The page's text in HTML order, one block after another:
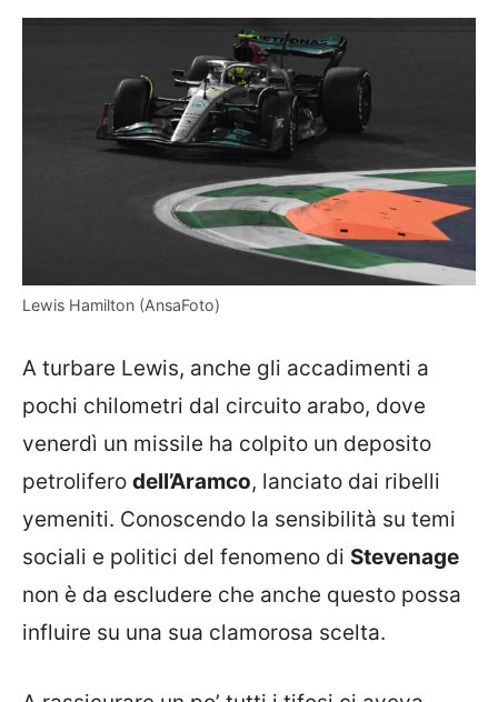
Lewis Hamilton (AnsaFoto)
A turbare Lewis, anche gli accadimenti a
pochi chilometri dal circuito arabo, dove
venerdì un missile ha colpito un deposito
petrolifero dell’Aramco, lanciato dai ribelli
yemeniti. Conoscendo la sensibilità su temi
sociali e politici del fenomeno di Stevenage
non è da escludere che anche questo possa
influire su una sua clamorosa scelta.